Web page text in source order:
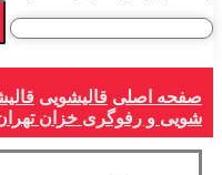
صفحه اصلی قالیشویی
شویی و رفوگری خزان تهران